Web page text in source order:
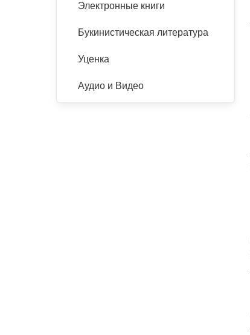
Электронные книги
Букинистическая литература
Уценка
Аудио и Видео